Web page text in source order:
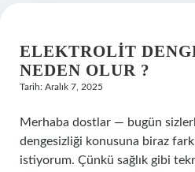
Hakkımızda
ELEKTROLIT
NEDEN OLUR ?
Tarih: Aralık 7, 2025
Merhaba dostlar — bugün
dengesizliği konusuna biraz
istiyorum. Çünkü sağlık gibi